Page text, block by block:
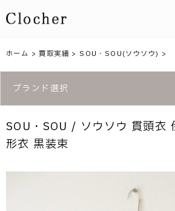
ホーム >買取実績 > SOU・SOU(ソウソウ) >
ブランド選択
SOU・SOU / ソウソウ 貫頭衣
形衣 黒装束